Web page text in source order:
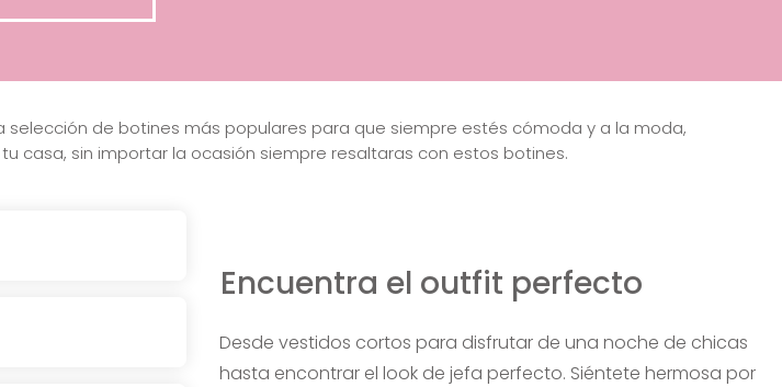
de botines más populares para que siempre estés cómoda y a la moda,
casa, sin importar la ocasión siempre resaltaras con estos botines.
Encuentra el outfit perfecto
Desde vestidos cortos para disfrutar de una noche de chicas
hasta encontrar el look de jefa perfecto. Siéntete hermosa por